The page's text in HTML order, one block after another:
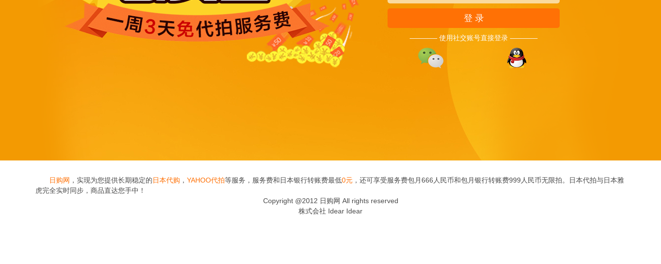
登 录
———— 使用社交账号直接登录 ————
日购网 ，实现为您提供长期稳定的日本代购 ， YAHOO代拍等服务，服务费和日本银行转账费最低0元 ，还可享受服务费包月666人民币和包月银行转账费999人民币无限拍。日本代拍与日本雅
虎完全实时同步，商品直达您手中！
Copyright @2012 日购网 All rights reserved
株式会社 Idear Idear